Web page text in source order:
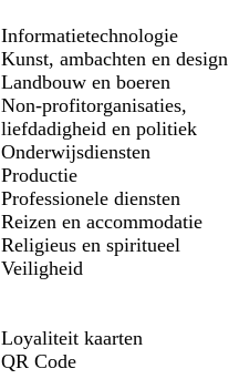
Informatietechnologie
Kunst, ambachten en design
Landbouw en boeren
Non-profitorganisaties,
liefdadigheid en politiek
Onderwijsdiensten
Productie
Professionele diensten
Reizen en accommodatie
Religieus en spiritueel
Veiligheid
Loyaliteit kaarten
QR Code